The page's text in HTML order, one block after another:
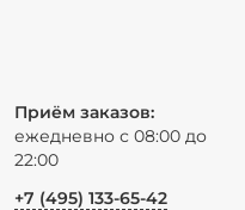
Приём заказов:
ежедневно с 08:00 до
22:00
+7 (495) 133-65-42